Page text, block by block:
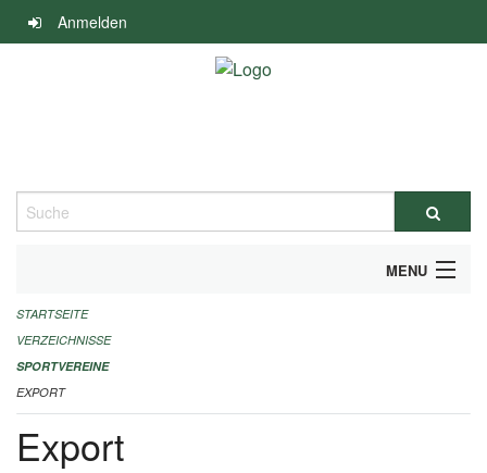
Navigation
überspringen
Anmelden
Suche
MENU
ALLGEMEINE INFORMATIONEN
FINANZIELLE UNTERSTÜTZUNG BENÖTIGT?
KONTAKT
STARTSEITE
VERZEICHNISSE
SPORTVEREINE
EXPORT
Export